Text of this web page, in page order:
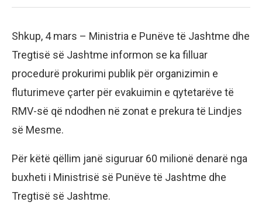
Shkup, 4 mars – Ministria e Punëve të Jashtme dhe
Tregtisë së Jashtme informon se ka filluar
procedurë prokurimi publik për organizimin e
fluturimeve çarter për evakuimin e qytetarëve të
RMV-së që ndodhen në zonat e prekura të Lindjes
së Mesme.
Për këtë qëllim janë siguruar 60 milionë denarë nga
buxheti i Ministrisë së Punëve të Jashtme dhe
Tregtisë së Jashtme.